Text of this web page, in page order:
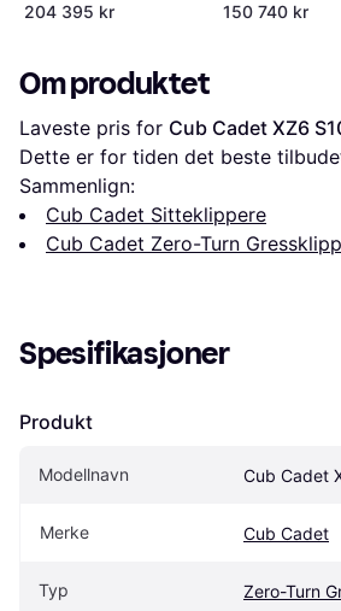
204 395 kr
150 740 kr
Om produktet
Laveste pris for Cub Cadet XZ6
Dette er for tiden det beste
Sammenlign:
Cub Cadet Sitteklippere
Cub Cadet Zero-Turn
Spesifikasjoner
Produkt
Modellnavn Cub Cadet
Merke Cub Cadet
Typ Zero-Turn